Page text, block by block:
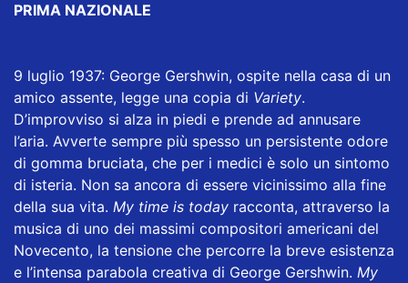
PRIMA NAZIONALE
9 luglio 1937: George Gershwin, ospite nella casa di un
amico assente, legge una copia di Variety.
D’improvviso si alza in piedi e prende ad annusare
l’aria. Avverte sempre più spesso un persistente odore
di gomma bruciata, che per i medici è solo un sintomo
di isteria. Non sa ancora di essere vicinissimo alla fine
della sua vita. My time is today racconta, attraverso la
musica di uno dei massimi compositori americani del
Novecento, la tensione che percorre la breve esistenza
e l’intensa parabola creativa di George Gershwin. My